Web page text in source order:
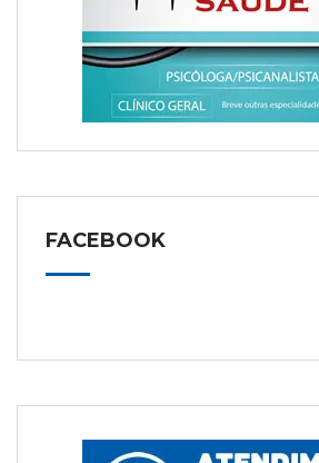
FACEBOOK